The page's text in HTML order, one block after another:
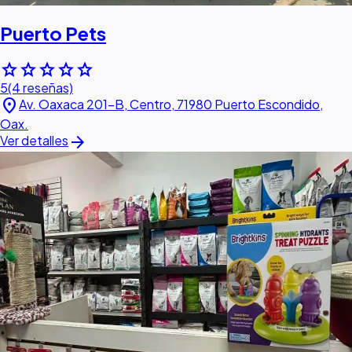
Puerto Pets
starstarstarstarstar
5(4 reseñas)
location_onAv. Oaxaca 201-B, Centro, 71980 Puerto Escondido,
Oax.
Ver detalles arrow_forward